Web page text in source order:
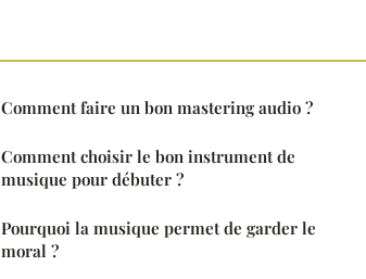
Comment faire un bon mastering audio ?
Comment choisir le bon instrument de
musique pour débuter ?
Pourquoi la musique permet de garder le
moral ?